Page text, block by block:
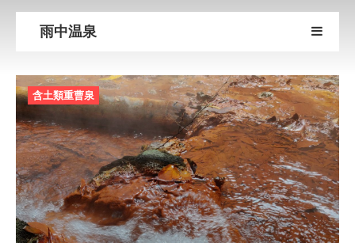
雨中温泉
含土類重曹泉